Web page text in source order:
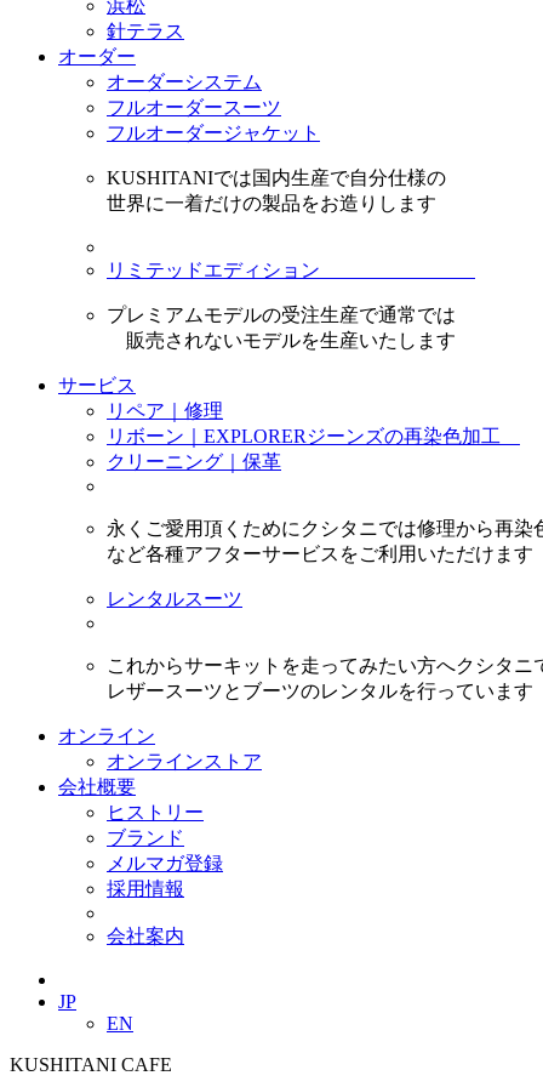
浜松
針テラス
オーダー
オーダーシステム
フルオーダースーツ
フルオーダージャケット
KUSHITANIでは国内生産で自分仕様の
世界に一着だけの製品をお造りします
リミテッドエディション
プレミアムモデルの受注生産で通常では
販売されないモデルを生産いたします
サービス
リペア｜修理
リボーン｜EXPLORERジーンズの再染色加工
クリーニング｜保革
永くご愛用頂くためにクシタニでは修理から再染
など各種アフターサービスをご利用いただけます
レンタルスーツ
これからサーキットを走ってみたい方へクシタニ
レザースーツとブーツのレンタルを行っています
オンライン
オンラインストア
会社概要
ヒストリー
ブランド
メルマガ登録
採用情報
会社案内
JP
EN
KUSHITANI CAFE